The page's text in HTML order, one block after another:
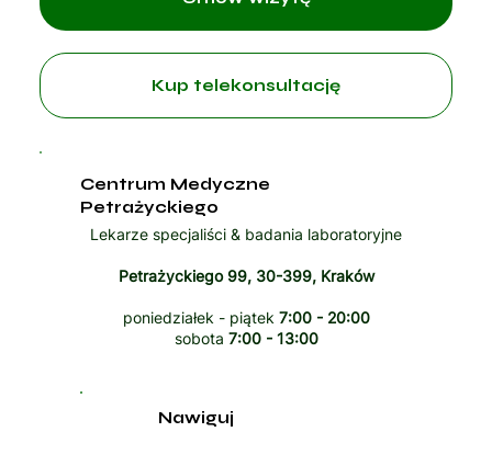
Kup telekonsultację
Centrum Medyczne
Petrażyckiego
Lekarze specjaliści & badania laboratoryjne
Petrażyckiego 99, 30-399, Kraków
poniedziałek - piątek 7:00 - 20:00
sobota 7:00 - 13:00
Nawiguj